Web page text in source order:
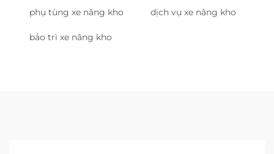
phụ tùng xe nâng kho dịch vụ xe nâng kho
bảo trì xe nâng kho